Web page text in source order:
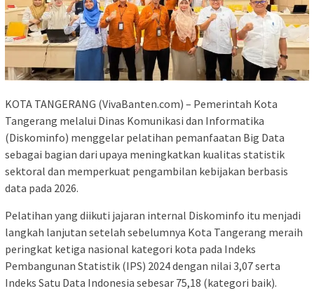
KOTA TANGERANG (VivaBanten.com) – Pemerintah Kota
Tangerang melalui Dinas Komunikasi dan Informatika
(Diskominfo) menggelar pelatihan pemanfaatan Big Data
sebagai bagian dari upaya meningkatkan kualitas statistik
sektoral dan memperkuat pengambilan kebijakan berbasis
data pada 2026.
Pelatihan yang diikuti jajaran internal Diskominfo itu menjadi
langkah lanjutan setelah sebelumnya Kota Tangerang meraih
peringkat ketiga nasional kategori kota pada Indeks
Pembangunan Statistik (IPS) 2024 dengan nilai 3,07 serta
Indeks Satu Data Indonesia sebesar 75,18 (kategori baik).